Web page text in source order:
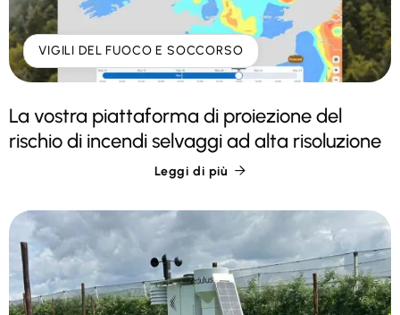
VIGILI DEL FUOCO E SOCCORSO
La vostra piattaforma di proiezione del
rischio di incendi selvaggi ad alta risoluzione
Leggi di più 